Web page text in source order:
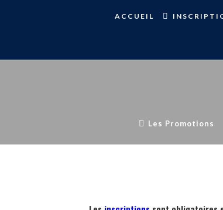
ACCUEIL
Les Promotions